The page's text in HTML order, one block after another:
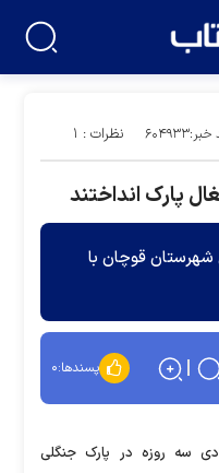
نظرات : ۱
پارک‌ انداختند
شهرستان قوچان با
پسندها:۰
سه روزه در پارک جنگلی